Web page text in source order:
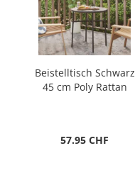
Beistelltisch Schwarz
45 cm Poly Rattan
57.95 CHF